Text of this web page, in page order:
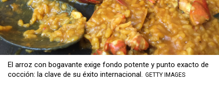
El arroz con bogavante exige fondo potente y punto exacto de
cocción: la clave de su éxito internacional. GETTY IMAGES